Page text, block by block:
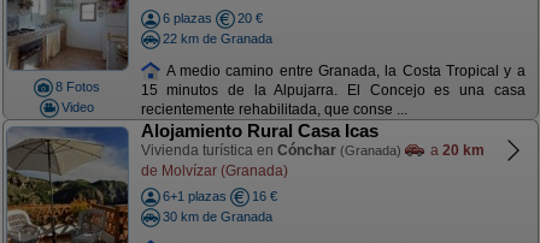
8 Fotos
Video
6 plazas
20 €
22 km de Granada
A medio camino entre Granada, la Costa Tropical y a
15 minutos de la Alpujarra. El Concejo es una casa
recientemente rehabilitada, que conse ...
Alojamiento Rural Casa Icas
Vivienda turística en Cónchar (Granada) a 20 km
de Molvízar (Granada)
6+1 plazas
16 €
30 km de Granada